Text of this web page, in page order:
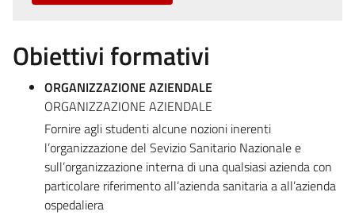
Obiettivi formativi
ORGANIZZAZIONE AZIENDALE
ORGANIZZAZIONE AZIENDALE
Fornire agli studenti alcune nozioni inerenti
l’organizzazione del Sevizio Sanitario Nazionale e
sull’organizzazione interna di una qualsiasi azienda con
particolare riferimento all’azienda sanitaria a all’azienda
ospedaliera